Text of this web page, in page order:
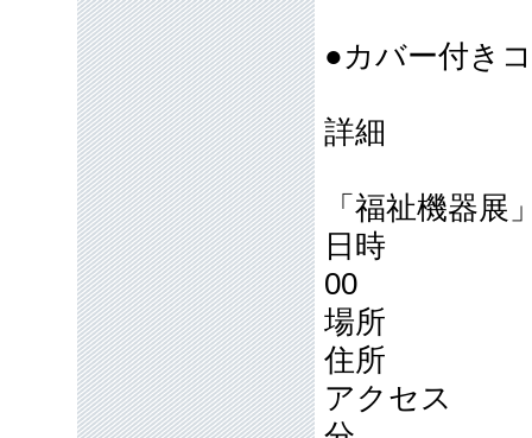
●カバー付き
詳細
「福祉機器展
日時 2026
00
場所 岡山
住所 岡山
アクセス